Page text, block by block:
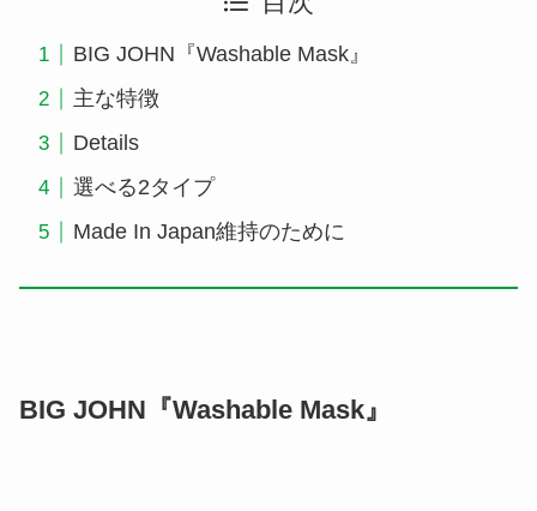
BIG JOHN『Washable Mask』
主な特徴
Details
選べる2タイプ
Made In Japan維持のために
BIG JOHN『Washable Mask』